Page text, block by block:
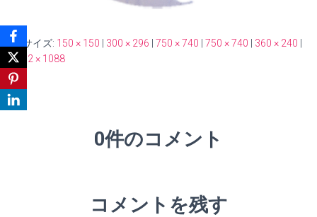
サイズ: 150 × 150 300 × 296 750 × 740 750 × 740 360 × 240
1102 × 1088
0件のコメント
コメントを残す